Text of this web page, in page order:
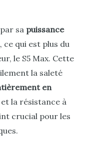
sa puissance
, ce qui est plus du
le S5 Max. Cette
la saleté
en
la résistance à
crucial pour les